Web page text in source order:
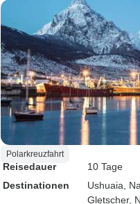
Polarkreuzfahrt
Reisedauer
10 Tage
Destinationen
Ushuaia ,
Gletscher,